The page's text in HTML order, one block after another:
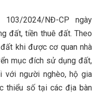
2024/NĐ-CP ngày
đất, tiền thuê đất. Theo
khi được cơ quan nhà
mục đích sử dụng đất,
với người nghèo, hộ gia
thiểu số tại các địa bàn